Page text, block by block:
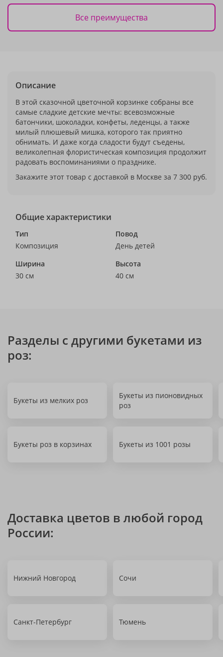
Все преимущества
Описание
В этой сказочной цветочной корзинке собраны все
самые сладкие детские мечты: всевозможные
батончики, шоколадки, конфеты, леденцы, а также
милый плюшевый мишка, которого так приятно
обнимать. И даже когда сладости будут съедены,
великолепная флористическая композиция продолжит
радовать воспоминаниями о празднике.
Закажите этот товар с доставкой в Москве за 7 300 руб.
Общие характеристики
Тип
Композиция
Повод
День детей
Ширина
30 см
Высота
40 см
Разделы с другими букетами из
роз:
Букеты из мелких роз
Букеты из пионовидных
роз
Букеты роз в корзинах Букеты из 1001 розы
Доставка цветов в любой город
России:
Нижний Новгород Сочи
Санкт-Петербург Тюмень